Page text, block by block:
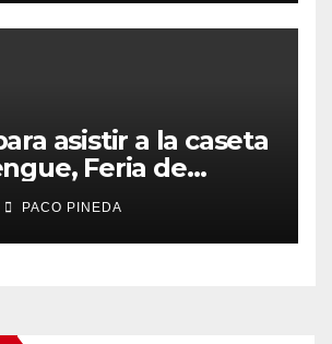
asistir a la caseta
Feria de
PACO PINEDA